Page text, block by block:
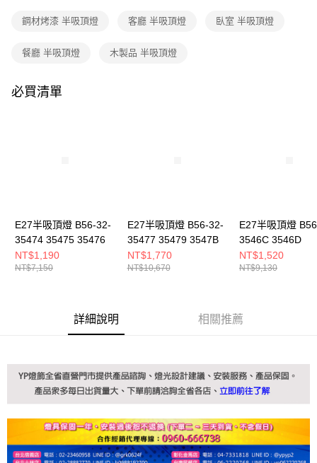
是否繳費成功／繳費後需取消欲退款等相關疑問，請聯繫「AFTEE先享後付
【注意事項】
易，需依本服務之必要範圍內提供個人資料，並將交易相關給付款項請求債
權轉讓予恩沛科技股份有限公司。
恩沛科技股份有限公司將有權停止該用戶之使用額度並採取法律行動。
鋼材烤漆 半吸頂燈 客廳 半吸頂燈 臥室 半吸頂燈
餐廳 半吸頂燈 木製品 半吸頂燈
必買清單
E27半吸頂燈 B56-32-
35474 35475 35476
NT$1,190
NT$7,150
E27半吸頂燈 B56-32-
35477 35479 3547B
NT$1,770
NT$10,670
E27半吸頂燈
3546C 3546D
NT$1,520
NT$9,130
詳細說明 相關推薦